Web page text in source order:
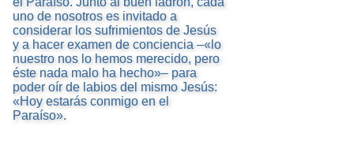
uno de nosotros es invitado a
considerar los sufrimientos de Jesús
y a hacer examen de conciencia –«lo
nuestro nos lo hemos merecido, pero
éste nada malo ha hecho»– para
poder oír de labios del mismo Jesús:
«Hoy estarás conmigo en el
Paraíso».